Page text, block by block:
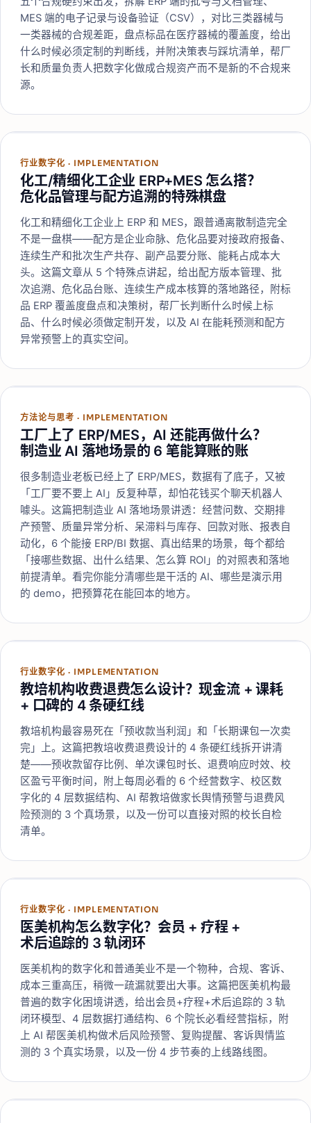
MES 端的电子记录与设备验证（CSV），对比三类器械与
一类器械的合规差距，盘点标品在医疗器械的覆盖度，给出
什么时候必须定制的判断线，并附决策表与踩坑清单，帮厂
长和质量负责人把数字化做成合规资产而不是新的不合规来
源。
行业数字化 · IMPLEMENTATION
化工/精细化工企业 ERP+MES 怎么搭？
危化品管理与配方追溯的特殊棋盘
化工和精细化工企业上 ERP 和 MES，跟普通离散制造完全
不是一盘棋——配方是企业命脉、危化品要对接政府报备、
连续生产和批次生产共存、副产品要分账、能耗占成本大
头。这篇文章从 5 个特殊点讲起，给出配方版本管理、批
次追溯、危化品台账、连续生产成本核算的落地路径，附标
品 ERP 覆盖度盘点和决策树，帮厂长判断什么时候上标
品、什么时候必须做定制开发，以及 AI 在能耗预测和配方
异常预警上的真实空间。
方法论与思考 · IMPLEMENTATION
工厂上了 ERP/MES，AI 还能再做什么？
制造业 AI 落地场景的 6 笔能算账的账
很多制造业老板已经上了 ERP/MES，数据有了底子，又被
「工厂要不要上 AI」反复种草，却怕花钱买个聊天机器人
噱头。这篇把制造业 AI 落地场景讲透：经营问数、交期排
产预警、质量异常分析、呆滞料与库存、回款对账、报表自
动化，6 个能接 ERP/BI 数据、真出结果的场景，每个都给
「接哪些数据、出什么结果、怎么算 ROI」的对照表和落地
前提清单。看完你能分清哪些是干活的 AI、哪些是演示用
的 demo，把预算花在能回本的地方。
行业数字化 · IMPLEMENTATION
教培机构收费退费怎么设计？现金流 + 课耗
+ 口碑的 4 条硬红线
教培机构最容易死在「预收款当利润」和「长期课包一次卖
完」上。这篇把教培收费退费设计的 4 条硬红线拆开讲清
楚——预收款留存比例、单次课包时长、退费响应时效、校
区盈亏平衡时间，附上每周必看的 6 个经营数字、校区数
字化的 4 层数据结构、AI 帮教培做家长舆情预警与退费风
险预测的 3 个真场景，以及一份可以直接对照的校长自检
清单。
行业数字化 · IMPLEMENTATION
医美机构怎么数字化？会员 + 疗程 +
术后追踪的 3 轨闭环
医美机构的数字化和普通美业不是一个物种，合规、客诉、
成本三重高压，稍微一疏漏就要出大事。这篇把医美机构最
普遍的数字化困境讲透，给出会员+疗程+术后追踪的 3 轨
闭环模型、4 层数据打通结构、6 个院长必看经营指标，附
上 AI 帮医美机构做术后风险预警、复购提醒、客诉舆情监
测的 3 个真实场景，以及一份 4 步节奏的上线路线图。